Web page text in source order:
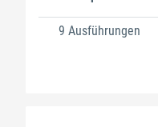
9 Ausführungen